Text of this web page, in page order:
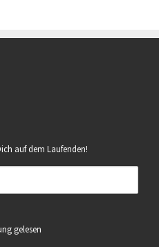
auf dem Laufenden!
gelesen